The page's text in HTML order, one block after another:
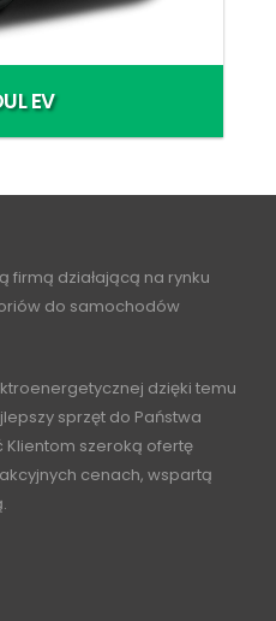
EV
firmą działającą na rynku
do samochodów
dzięki temu
sprzęt do Państwa
Klientom szeroką ofertę
cenach, wspartą